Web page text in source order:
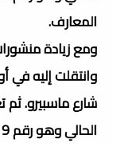
المعارف.
ومع زيادة
شارع ماسبيرو. ثم